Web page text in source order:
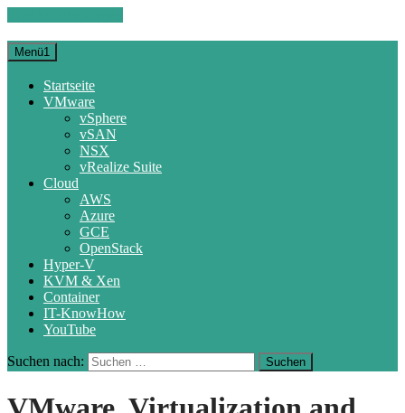
Menü1
Startseite
VMware
vSphere
vSAN
NSX
vRealize Suite
Cloud
AWS
Azure
GCE
OpenStack
Hyper-V
KVM & Xen
Container
IT-KnowHow
YouTube
Suchen nach: